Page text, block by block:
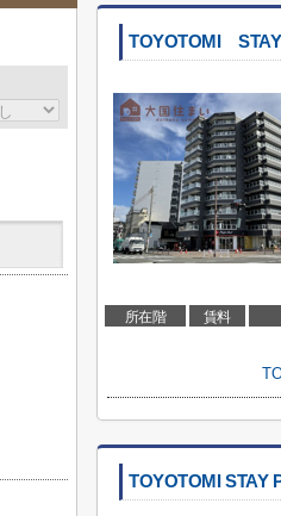
TOYOTOMI
所在階 賃料
TOYOTOMI STAY